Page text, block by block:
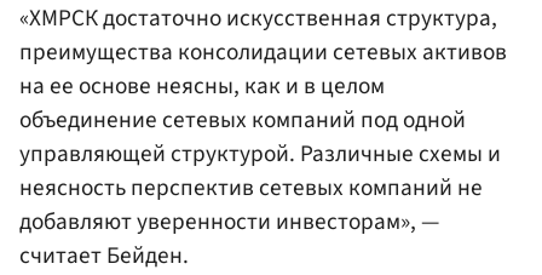
«ХМРСК достаточно искусственная структура,
преимущества консолидации сетевых активов
на ее основе неясны, как и в целом
объединение сетевых компаний под одной
управляющей структурой. Различные схемы и
неясность перспектив сетевых компаний не
добавляют уверенности инвесторам», —
считает Бейден.